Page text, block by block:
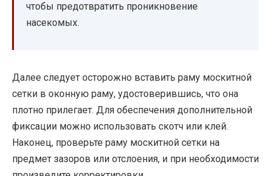
чтобы предотвратить проникновение
насекомых.
Далее следует осторожно вставить раму москитной
сетки в оконную раму, удостоверившись, что она
плотно прилегает. Для обеспечения дополнительной
фиксации можно использовать скотч или клей.
Наконец, проверьте раму москитной сетки на
предмет зазоров или отслоения, и при необходимости